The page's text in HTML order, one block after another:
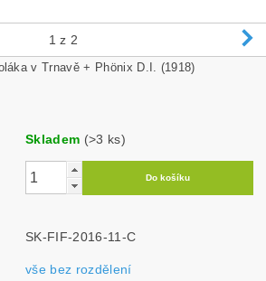
1 z 2
v Trnavě + Phönix D.I. (1918)
Skladem (>3 ks)
SK-FIF-2016-11-C
vše bez rozdělení